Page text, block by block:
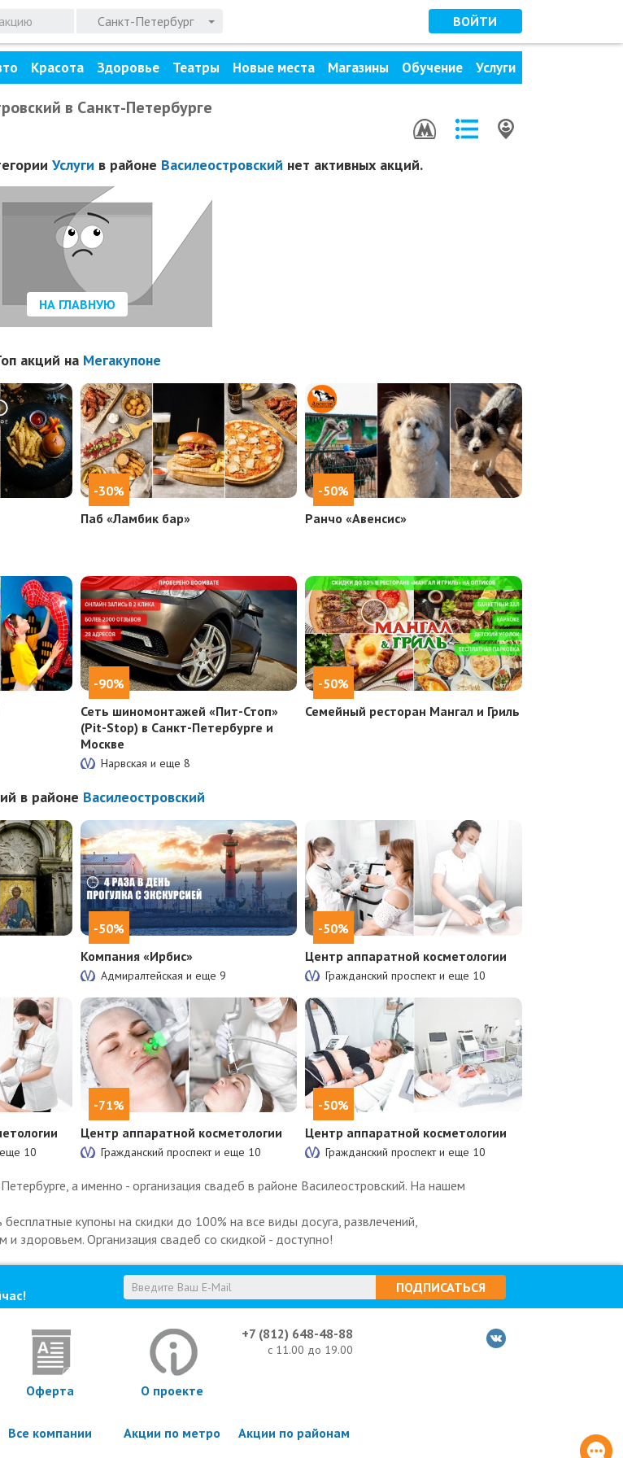
Санкт-Петербург ВОЙТИ
Красота Здоровье Театры Новые места Магазины Обучение Услуги
в Санкт-Петербурге
Услуги в районе Василеостровский нет активных акций.
НА ГЛАВНУЮ
акций на Мегакупоне
-30%
Паб «Ламбик бар»
-50%
Ранчо «Авенсис»
-90%
Сеть шиномонтажей «Пит-Стоп»
(Pit-Stop) в Санкт-Петербурге и
Москве
Нарвская и еще 8
-50%
Семейный ресторан Мангал и Гриль
в районе Василеостровский
-50%
Компания «Ирбис»
Адмиралтейская и еще 9
-50%
Центр аппаратной косметологии
Гражданский проспект и еще 10
10
-71%
Центр аппаратной косметологии
Гражданский проспект и еще 10
-50%
Центр аппаратной косметологии
Гражданский проспект и еще 10
а именно - организация свадеб в районе Василеостровский. На нашем
купоны на скидки до 100% на все виды досуга, развлечений,
и здоровьем. Организация свадеб со скидкой - доступно!
ПОДПИСАТЬСЯ
+7 (812) 648-48-88
с 11.00 до 19.00
Оферта О проекте
Все компании Акции по метро Акции по районам